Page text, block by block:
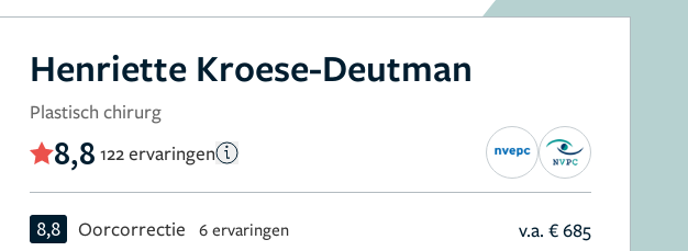
Henriette Kroese-Deutman
Plastisch chirurg
8,8 122 ervaringen
8,8 Oorcorrectie 6 ervaringen v.a. € 685